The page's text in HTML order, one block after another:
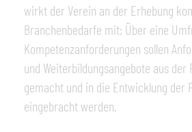
wirkt der Verein an der Erhebung
Branchenbedarfe mit: Über eine
Kompetenzanforderungen sollen
und Weiterbildungsangebote aus
gemacht und in die Entwicklung der
eingebracht werden.